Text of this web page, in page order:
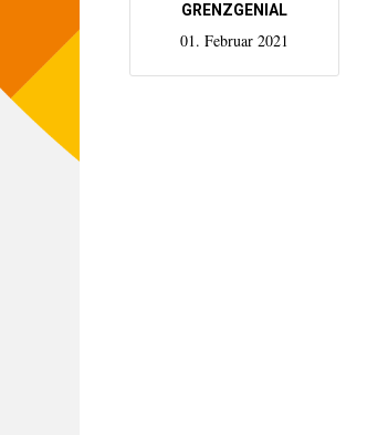
GRENZGENIAL
01. Februar 2021